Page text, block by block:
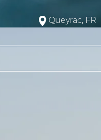
Queyrac, FR